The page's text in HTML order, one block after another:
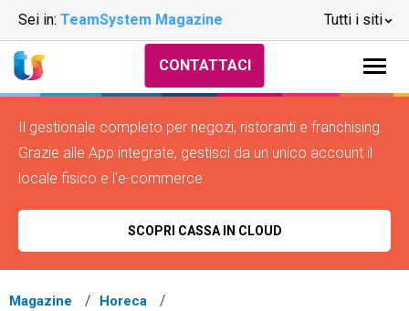
Sei in: TeamSystem Magazine Tutti i siti
CONTATTACI
Il gestionale completo per negozi, ristoranti e franchising.
Grazie alle App integrate, gestisci da un unico account il
locale fisico e l'e-commerce.
SCOPRI CASSA IN CLOUD
Magazine
Horeca